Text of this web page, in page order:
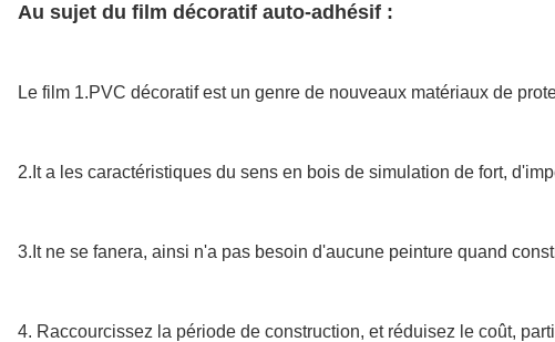
Au sujet du film décoratif auto-adhésif :
Le film 1.PVC décoratif est un genre de nouveaux matériaux de
2.It a les caractéristiques du sens en bois de simulation de fort,
3.It ne se fanera, ainsi n'a pas besoin d'aucune peinture quand
4. Raccourcissez la période de construction, et réduisez le coût,